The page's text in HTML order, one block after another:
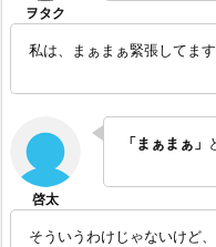
私は、まぁまぁ緊張してます
「まぁまぁ」
そういうわけじゃないけど